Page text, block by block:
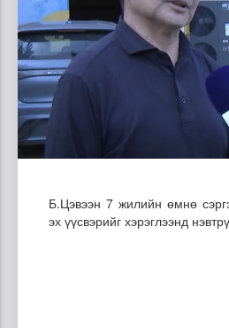
Б.Цэвээн 7 жилийн өмнө
эх үүсвэрийг хэрэглээнд